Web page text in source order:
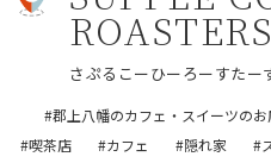
ROASTERS
さぷるこーひーろーすたー
#郡上八幡のカフェ・スイーツのお
#喫茶店
#カフェ #隠れ家 #